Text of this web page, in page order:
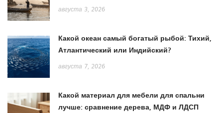
августа 3, 2026
Какой океан самый богатый рыбой: Тихий,
Атлантический или Индийский?
августа 7, 2026
Какой материал для мебели для спальни
лучше: сравнение дерева, МДФ и ЛДСП